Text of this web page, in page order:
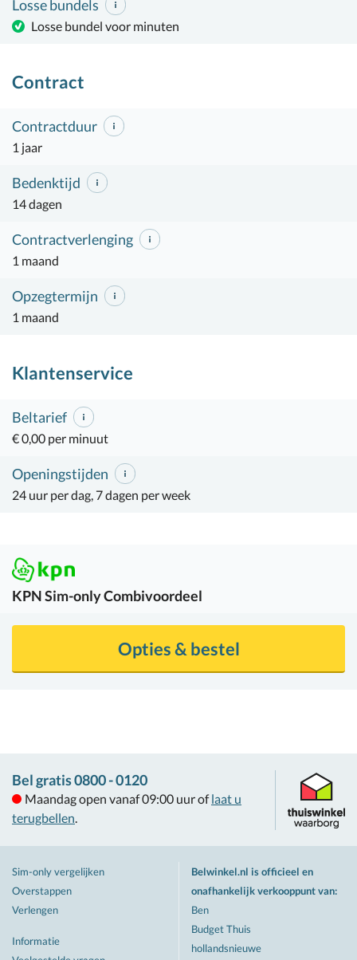
Losse bundels
Losse bundel voor minuten
Contract
Contractduur
1 jaar
Bedenktijd
14 dagen
Contractverlenging
1 maand
Opzegtermijn
1 maand
Klantenservice
Beltarief
€ 0,00 per minuut
Openingstijden
24 uur per dag, 7 dagen per week
KPNSim-only Combivoordeel
Opties & bestel
Bel gratis 0800 - 0120
Maandag open vanaf 09:00 uur of laat u
terugbellen.
Sim-only vergelijken
Overstappen
Verlengen
Informatie
Belwinkel.nl is officieel en
onafhankelijk verkooppunt van:
Ben
Budget Thuis
hollandsnieuwe